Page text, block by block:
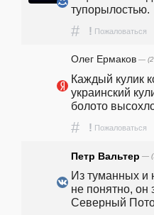
тупорылостью.
# ! Пожаловаться
Олег Ермаков —
Каждый кулик
украинский
болото
# ! Пожаловаться
Петр Вальтер —
Из туманных и
не понятно, он
Северный